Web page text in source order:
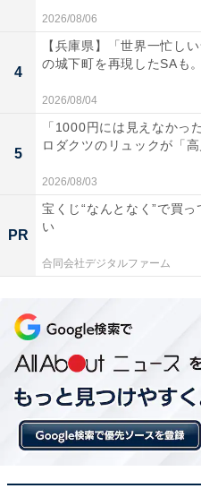
2026/08/06
4
【兵庫県】「世界一忙し
の城下町を再現したSAも
2026/08/04
5
「1000円には見えなかっ
ロダクツのリュックが「
2026/08/03
PR
宝くじ“なんとなく”で買
い
合同会社デジタルファーム